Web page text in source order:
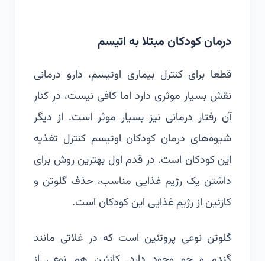
درمان کودکان مبتلا به اتیسم
قطعا برای کنترل بیماری اوتیسم، دارو درمانی
نقش بسیار موثری دارد اما کافی نیست، در کنار
آن رفتار درمانی نیز بسیار موثر است. از دیگر
شیوه‌های درمان کودکان اوتیسم کنترل تغذیه
این کودکان است. در قدم اول بهترین روش برای
داشتن یک رژیم غذایی مناسب، حذف گلوتن و
کازئین از رژیم غذایی این کودکان است.
گلوتن نوعی پروتئین است که در غلاتی مانند